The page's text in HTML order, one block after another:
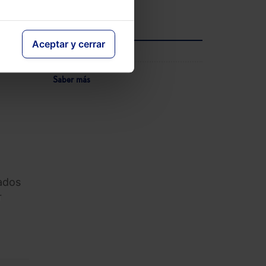
Aceptar y cerrar
INFORMACIÓN
Saber más